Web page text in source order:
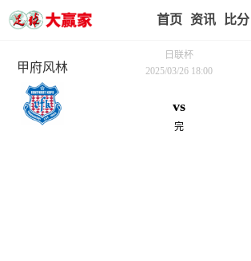
首页 赢家
日联杯
2025/03/26 18:00
vs
完
甲府风林